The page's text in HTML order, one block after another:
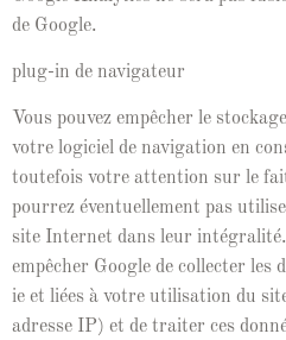
de Google.
plug-in de navigateur
Vous pou­vez empêch­er le
votre logi­ciel de nav­i­ga­tion en
toute­fois votre atten­tion sur le
pour­rez éventuelle­ment pas
site Inter­net dans leur inté­gral­ité.
empêch­er Google de col­lecter les
ie et liées à votre util­i­sa­tion du
adresse IP) et de traiter ces